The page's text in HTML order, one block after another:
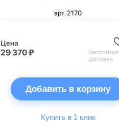
арт. 2170
Цена
29 370 ₽
Бесплатная
доставка
Добавить в корзину
Купить в 1 клик